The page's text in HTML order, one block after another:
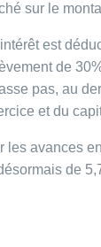
sur le
est
de
pas, au
et du
les avances
de